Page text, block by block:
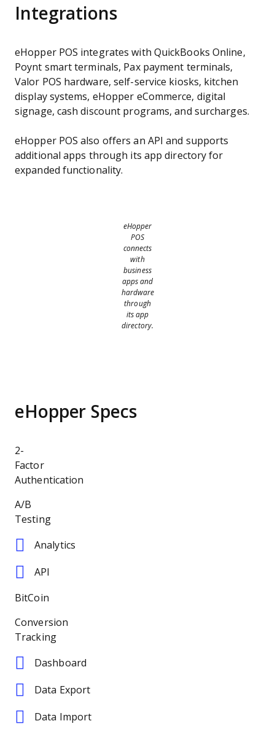
Integrations
eHopper POS integrates with QuickBooks Online,
Poynt smart terminals, Pax payment terminals,
Valor POS hardware, self-service kiosks, kitchen
display systems, eHopper eCommerce, digital
signage, cash discount programs, and surcharges.
eHopper POS also offers an API and supports
additional apps through its app directory for
expanded functionality.
eHopper
POS
connects
with
business
apps and
hardware
through
its app
directory.
eHopper Specs
2-
Factor
Authentication
A/B
Testing
Analytics
API
BitCoin
Conversion
Tracking
Dashboard
Data Export
Data Import